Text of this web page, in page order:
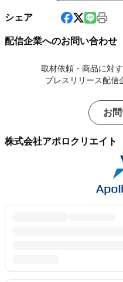
シェア
配信企業へのお問い合わせ
取材依頼・商品に対
プレスリリース配信
お
株式会社アポロクリエイト